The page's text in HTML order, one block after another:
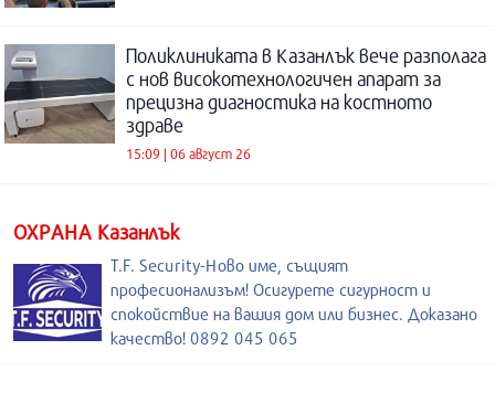
Поликлиниката в Казанлък вече разполага
с нов високотехнологичен апарат за
прецизна диагностика на костното
здраве
15:09 | 06 август 26
ОХРАНА Казанлък
T.F. Security-Ново име, същият
професионализъм! Осигурете сигурност и
спокойствие на вашия дом или бизнес. Доказано
качество! 0892 045 065